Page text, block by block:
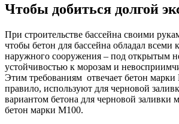
Чтобы добиться долгой
При строительстве бассейна своими
чтобы бетон для бассейна обладал всеми
наружного сооружения – под открытым
устойчивостью к морозам и
Этим требованиям отвечает бетон
правило, используют для черновой
вариантом бетона для черновой заливки
бетон марки М100.